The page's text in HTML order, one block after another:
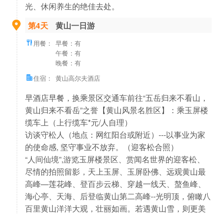
光、休闲养生的绝佳去处。
第4天 黄山一日游
用餐： 早餐：有
午餐：有
晚餐：有
住宿： 黄山高尔夫酒店
早酒店早餐，换乘景区交通车前往“五岳归来不看山，
黄山归来不看岳”之誉【黄山风景名胜区】：乘玉屏楼
缆车上（上行缆车*元/人自理）
访谈守松人（地点：网红阳台或附近）---以事业为家
的使命感, 坚守事业不放弃。（迎客松合照）
“人间仙境”,游览玉屏楼景区、赏闻名世界的迎客松、
尽情的拍照留影，天上玉屏、玉屏卧佛、远观黄山最
高峰—莲花峰、登百步云梯、穿越一线天、螯鱼峰、
海心亭、天海、后登临黄山第二高峰--光明顶，俯瞰八
百里黄山洋洋大观，壮丽如画。若遇黄山雪，则更美